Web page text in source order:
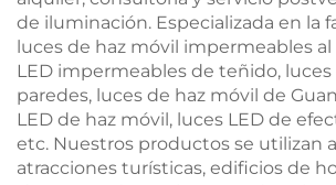
de iluminación. Especializada en la
luces de haz móvil impermeables al
LED impermeables de teñido, luces
paredes, luces de haz móvil de
LED de haz móvil, luces LED de
etc. Nuestros productos se utilizan
atracciones turísticas, edificios de